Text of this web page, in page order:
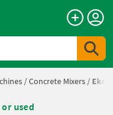
/Concrete Mixers /
or used